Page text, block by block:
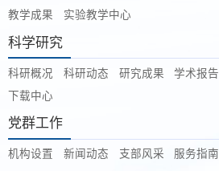
教学成果
实验教学中心
科学研究
科研概况 科研动态 研究成果 学术报告
下载中心
党群工作
机构设置 新闻动态 支部风采 服务指南